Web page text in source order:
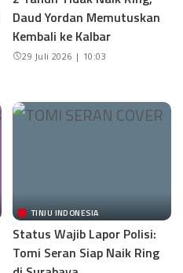
Daud Yordan Memutuskan
Kembali ke Kalbar
29 Juli 2026 | 10:03
TINJU INDONESIA
Status Wajib Lapor Polisi:
Tomi Seran Siap Naik Ring